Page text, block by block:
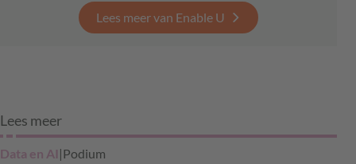
Lees meer van Enable U
Lees meer
Data en AI |Podium